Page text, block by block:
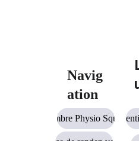
Navig
ation
Cambre Physio Square